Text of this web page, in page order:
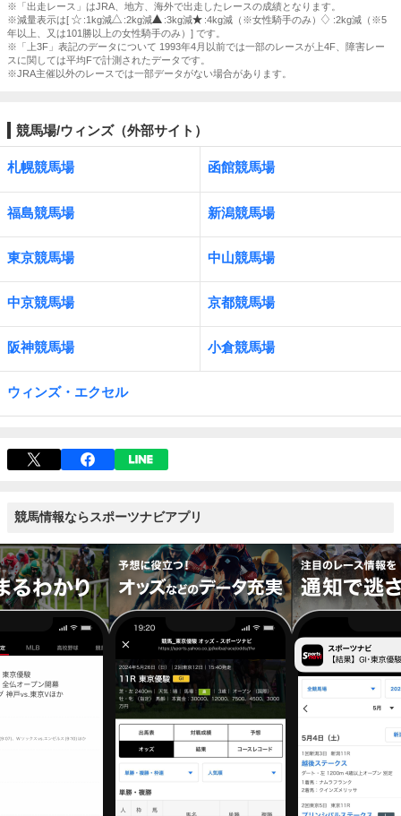
※「出走レース」はJRA、地方、海外で出走したレースの成績となります。
※減量表示は[
:1kg減 :2kg減 :3kg減 :4kg減（※女性騎手のみ）
:2kg減（※5
年以上、又は101勝以上の女性騎手のみ）] です。
※「上3F」表記のデータについて 1993年4月以前では一部のレースが上4F、障害レー
スに関しては平均Fで計測されたデータです。
※JRA主催以外のレースでは一部データがない場合があります。
競馬場/ウィンズ（外部サイト）
札幌競馬場 函館競馬場
福島競馬場 新潟競馬場
東京競馬場 中山競馬場
中京競馬場 京都競馬場
阪神競馬場 小倉競馬場
ウィンズ・エクセル
競馬情報ならスポーツナビアプリ